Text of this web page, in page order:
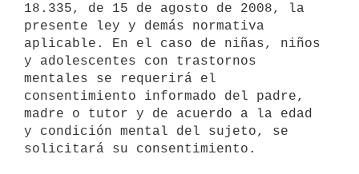
18.335, de 15 de agosto de 2008, la
presente ley y demás normativa
aplicable. En el caso de niñas, niños
y adolescentes con trastornos
mentales se requerirá el
consentimiento informado del padre,
madre o tutor y de acuerdo a la edad
y condición mental del sujeto, se
solicitará su consentimiento.